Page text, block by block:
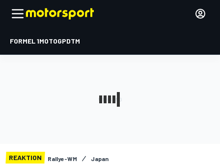
FORMEL 1MOTOGPDTM
REAKTION Rallye-WM Japan